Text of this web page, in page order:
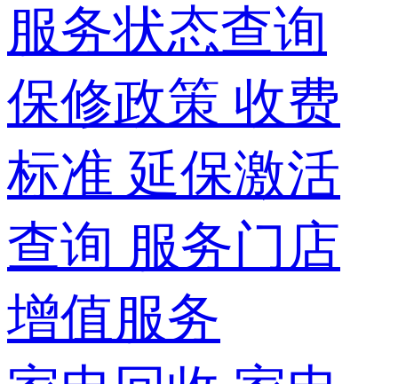
服务状态查询
保修政策 收费
标准 延保激活
查询 服务门店
增值服务